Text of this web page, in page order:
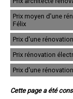
- Entreprise de
- Entreprise
- Entreprise de
- Entreprise
-
- Entreprise
-
-
- Entreprise de
- Entreprise
Prix moyen d'une
Félix
Prix d'une
Prix rénovation
Prix d'une
Cette page a été